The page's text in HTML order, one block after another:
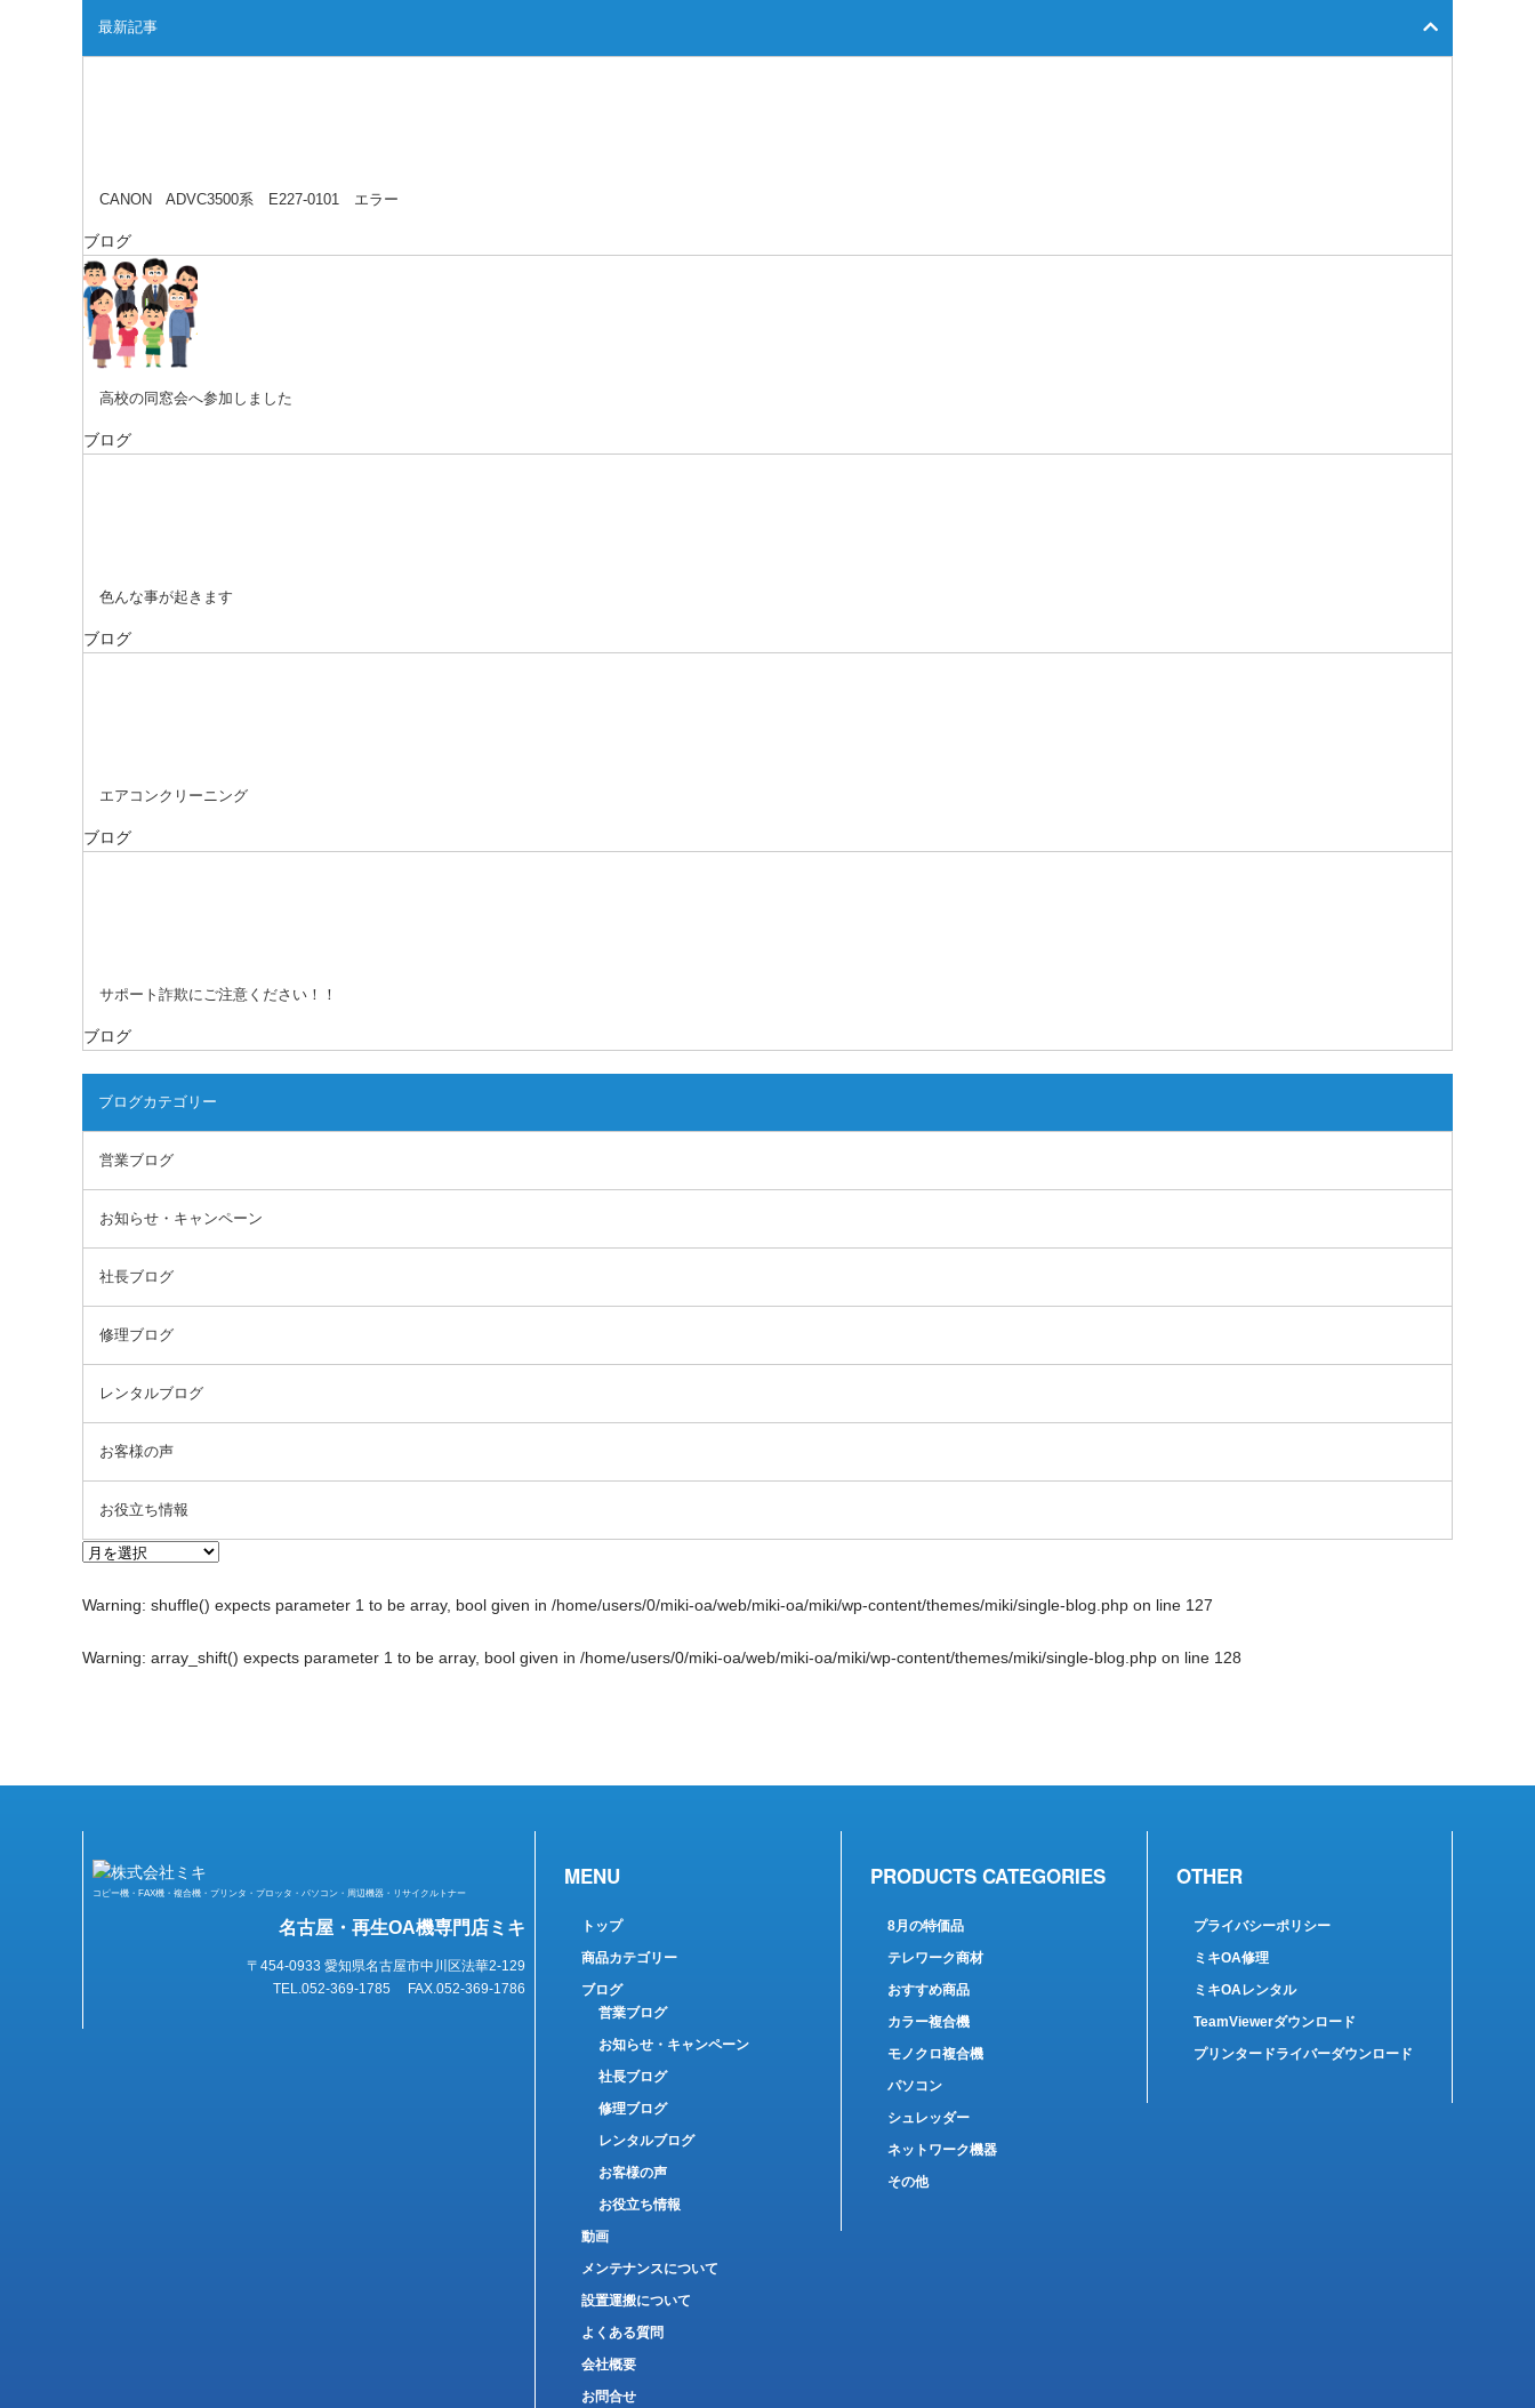
最新記事
CANON ADVC3500系 E227-0101 エラー
ブログ
高校の同窓会へ参加しました
ブログ
色んな事が起きます
ブログ
エアコンクリーニング
ブログ
サポート詐欺にご注意ください！！
ブログ
ブログカテゴリー
営業ブログ
お知らせ・キャンペーン
社長ブログ
修理ブログ
レンタルブログ
お客様の声
お役立ち情報
Warning: shuffle() expects parameter 1 to be array, bool given in /home/users/0/miki-oa/web/miki-oa/miki/wp-content/themes/miki/single-blog.php on line 127
Warning: array_shift() expects parameter 1 to be array, bool given in /home/users/0/miki-oa/web/miki-oa/miki/wp-content/themes/miki/single-blog.php on line 128
コピー機・FAX機・複合機・プリンタ・プロッタ・パソコン・周辺機器・リサイクルトナー
名古屋・再生OA機専門店ミキ
〒454-0933 愛知県名古屋市中川区法華2-129
TEL.052-369-1785 FAX.052-369-1786
MENU
トップ
商品カテゴリー
ブログ
営業ブログ
お知らせ・キャンペーン
社長ブログ
修理ブログ
レンタルブログ
お客様の声
お役立ち情報
動画
メンテナンスについて
設置運搬について
よくある質問
会社概要
お問合せ
PRODUCTS CATEGORIES
8月の特価品
テレワーク商材
おすすめ商品
カラー複合機
モノクロ複合機
パソコン
シュレッダー
ネットワーク機器
その他
OTHER
プライバシーポリシー
ミキOA修理
ミキOAレンタル
TeamViewerダウンロード
プリンタードライバーダウンロード